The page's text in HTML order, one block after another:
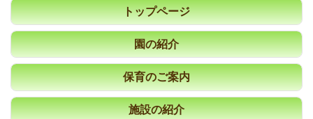
トップページ
園の紹介
保育のご案内
施設の紹介